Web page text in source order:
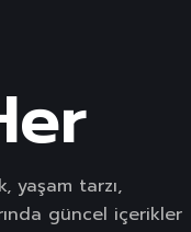
yaşam tarzı,
güncel içerikler